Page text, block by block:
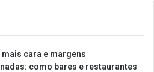
mais cara e margens
como bares e restaurantes